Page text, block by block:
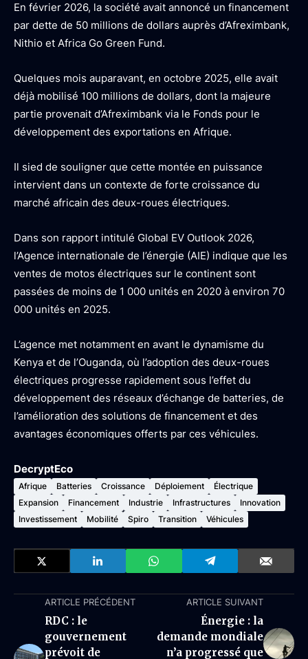
En février 2026, la société avait annoncé un financement
par dette de 50 millions de dollars auprès d’Afreximbank,
Nithio et Africa Go Green Fund.
Quelques mois auparavant, en octobre 2025, elle avait
déjà mobilisé 100 millions de dollars, dont la majeure
partie provenait d’Afreximbank via le Fonds pour le
développement des exportations en Afrique.
Il sied de souligner que cette montée en puissance
intervient dans un contexte de forte croissance du
marché africain des deux-roues électriques.
Dans son rapport intitulé Global EV Outlook 2026,
l’Agence internationale de l’énergie (AIE) indique que les
ventes de motos électriques sur le continent sont
passées de moins de 1 000 unités en 2020 à environ 70
000 unités en 2025.
L’agence met notamment en avant le dynamisme du
Kenya et de l’Ouganda, où l’adoption des deux-roues
électriques progresse rapidement sous l’effet du
développement des réseaux d’échange de batteries, de
l’amélioration des solutions de financement et des
avantages économiques offerts par ces véhicules.
DecryptEco
Afrique Batteries Croissance Déploiement
Électrique
Expansion
Financement Industrie Infrastructures
Innovation
Investissement
Mobilité Spiro Transition Véhicules
ARTICLE PRÉCÉDENT
RDC : le
gouvernement
prévoit de
ARTICLE SUIVANT
Énergie : la
demande mondiale
n’a progressé que